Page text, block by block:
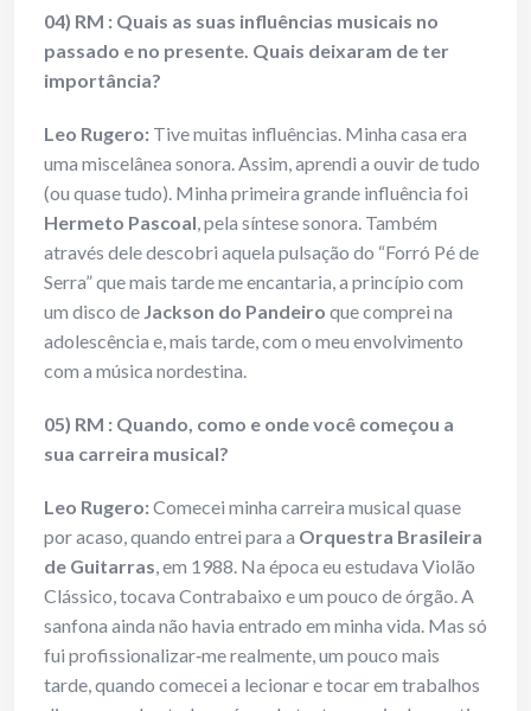
04) RM : Quais as suas influências musicais no
passado e no presente. Quais deixaram de ter
importância?
Leo Rugero: Tive muitas influências. Minha casa era
uma miscelânea sonora. Assim, aprendi a ouvir de tudo
(ou quase tudo). Minha primeira grande influência foi
Hermeto Pascoal, pela síntese sonora. Também
através dele descobri aquela pulsação do “Forró Pé de
Serra” que mais tarde me encantaria, a princípio com
um disco de Jackson do Pandeiro que comprei na
adolescência e, mais tarde, com o meu envolvimento
com a música nordestina.
05) RM : Quando, como e onde você começou a
sua carreira musical?
Leo Rugero:Comecei minha carreira musical quase
por acaso, quando entrei para a Orquestra Brasileira
de Guitarras, em 1988. Na época eu estudava Violão
Clássico, tocava Contrabaixo e um pouco de órgão. A
sanfona ainda não havia entrado em minha vida. Mas só
fui profissionalizar‐me realmente, um pouco mais
tarde, quando comecei a lecionar e tocar em trabalhos